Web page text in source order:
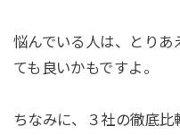
悩んでいる人は、とりあ
ても良いかもですよ。
ちなみに、３社の徹底